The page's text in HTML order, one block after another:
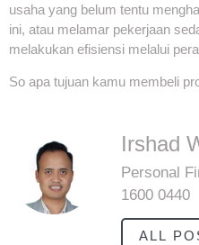
usaha yang belum tentu
ini, atau melamar pekerjaan
melakukan efisiensi melalui
So apa tujuan kamu membeli
Irshad
Personal
1600 0440
ALL